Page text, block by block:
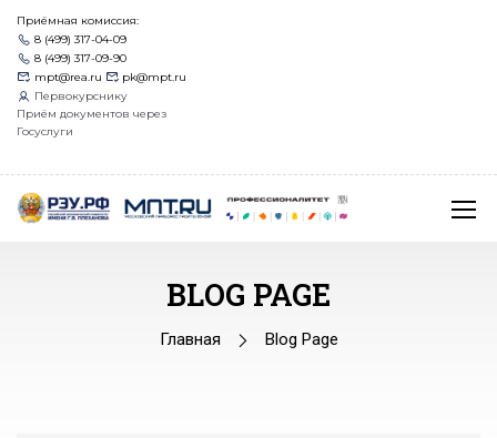
Приёмная комиссия:
8 (499) 317-04-09
8 (499) 317-09-90
mpt@rea.ru
pk@mpt.ru
Первокурснику
Приём документов через
Госуслуги
BLOG PAGE
Главная Blog Page